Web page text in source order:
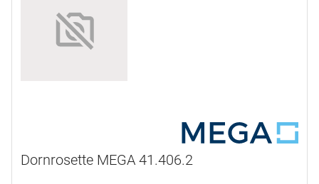
Dornrosette MEGA 41.406.2